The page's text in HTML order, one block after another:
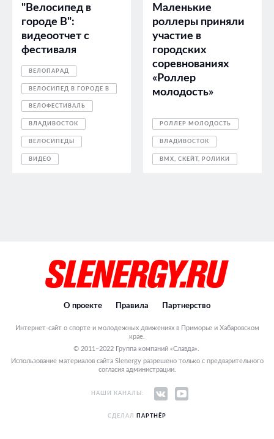
"Велосипед в
городе В":
видеоотчет с
фестиваля
ВЕЛОПАРАД
ВЕЛОСИПЕД В ГОРОДЕ В
ВЕЛОФЕСТИВАЛЬ
ВЛАДИВОСТОК
ВЕЛОСИПЕДЫ
ВИДЕО
Маленькие
роллеры приняли
участие в
городских
соревнованиях
«Роллер
молодость»
РОЛЛЕР МОЛОДОСТЬ
ВЛАДИВОСТОК
BMX, СКЕЙТ, РОЛИКИ
О проекте Правила Партнерство
Интернет-сайт о спорте и молодежных движениях в Приморье и Хабаровском
крае.
© 2011–2022 Группа компаний «Славда».
Использование материалов сайта Slenergy разрешено только с предварительного
согласия администрации.
НАШИ КАНАЛЫ:
СДЕЛАЛ ПАРТНЁР